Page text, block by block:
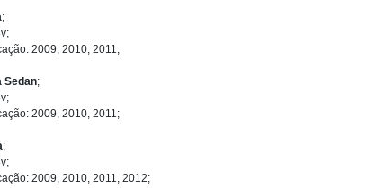
;
2009, 2010, 2011;
Sedan;
2009, 2010, 2011;
;
2009, 2010, 2011, 2012;